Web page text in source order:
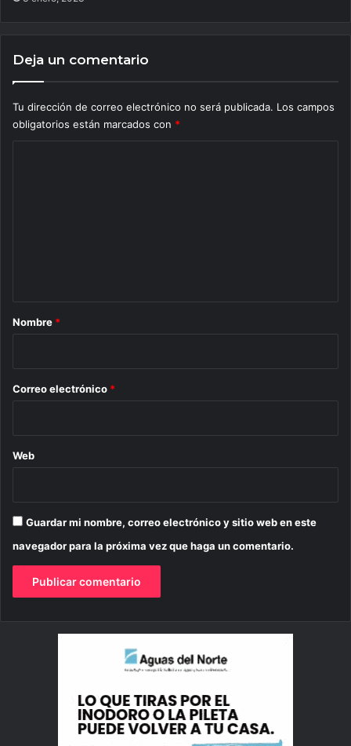
Deja un comentario
Tu dirección de correo electrónico no será publicada. Los campos
obligatorios están marcados con *
r
*
Nombre *
Correo electrónico *
Web
Guardar mi nombre, correo electrónico y sitio web en este
navegador para la próxima vez que haga un comentario.